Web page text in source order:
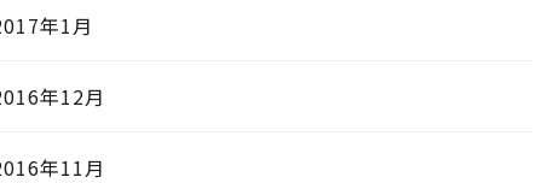
年1月
年12月
年11月